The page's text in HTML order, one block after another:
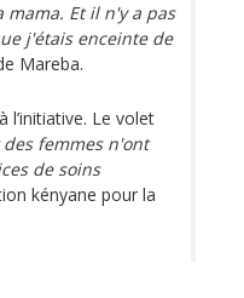
Et il n'y a pas
j'étais enceinte de
Mareba.
l’initiative. Le volet
femmes n'ont
de soins
kényane pour la